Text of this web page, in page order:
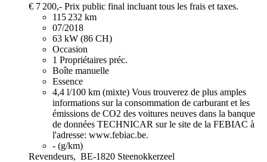
€ 7 200,- Prix public final incluant tous les frais et taxes.
115 232 km
07/2018
63 kW (86 CH)
Occasion
1 Propriétaires préc.
Boîte manuelle
Essence
4,4 l/100 km (mixte) Vous trouverez de plus amples
informations sur la consommation de carburant et les
émissions de CO2 des voitures neuves dans la banque
de données TECHNICAR sur le site de la FEBIAC à
l'adresse: www.febiac.be.
- (g/km)
Revendeurs, BE-1820 Steenokkerzeel